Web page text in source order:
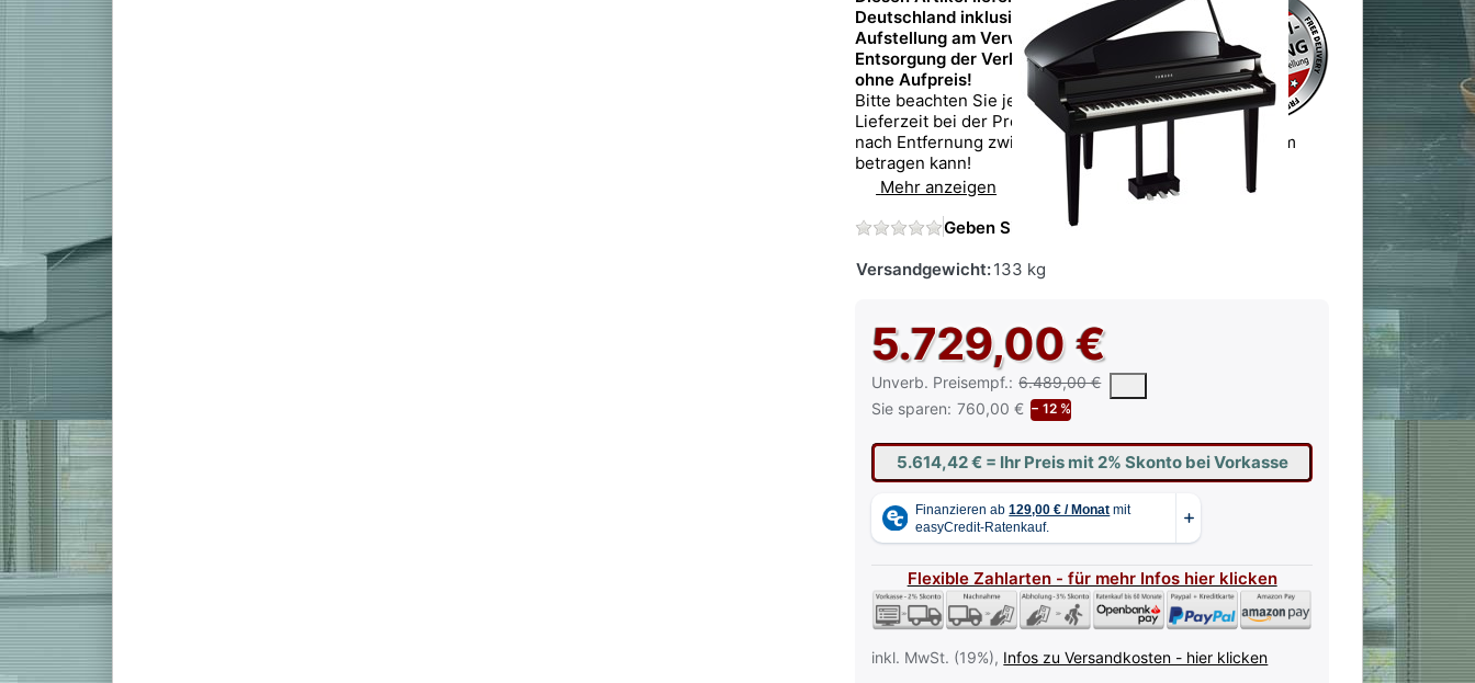
Deutschland inklusive Aufbau,
Aufstellung am Verwendungsort und
Entsorgung der Verkaufsverpackung
ohne Aufpreis!
Bitte beachten Sie jedoch, dass die
Lieferzeit bei der Premiumlieferung je
nach Entfernung zwischen 1-2 Wochen ab Versanddatum
betragen kann!
Mehr anzeigen
Geben Sie die erste Bewertung ab
Versandgewicht:133 kg
5.729,00 €
Unverb. Preisempf.: 6.489,00 €
Die UVP ist der vorgeschlagene oder empfohlene Verkaufspreis eines Produkts,
Sie sparen: 760,00 € − 12 %
5.614,42 € = Ihr Preis mit 2% Skonto bei Vorkasse
Flexible Zahlarten - für mehr Infos hier klicken
inkl. MwSt. (19%), Infos zu Versandkosten - hier klicken